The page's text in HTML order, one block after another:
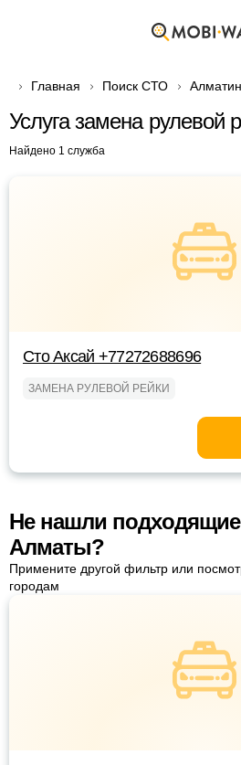
Главная Поиск СТО
Услуга замена рулевой
Найдено 1 служба
Сто Аксай +77272688696
ЗАМЕНА РУЛЕВОЙ РЕЙКИ
Не нашли
Алматы?
Примените другой фильтр или
городам